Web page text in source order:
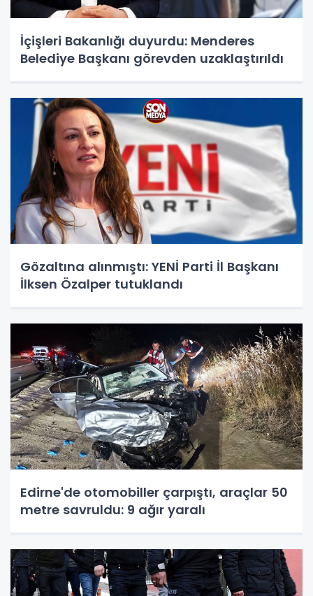
İçişleri Bakanlığı duyurdu: Menderes
Belediye Başkanı görevden uzaklaştırıldı
Gözaltına alınmıştı: YENİ Parti İl Başkanı
İlksen Özalper tutuklandı
Edirne'de otomobiller çarpıştı, araçlar 50
metre savruldu: 9 ağır yaralı